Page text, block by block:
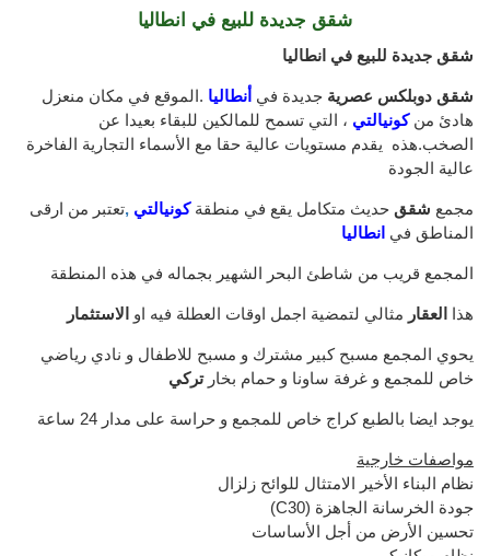
شقق جديدة للبيع في انطاليا
شقق جديدة للبيع في انطاليا
شقق دوبلكس عصرية جديدة في أنطاليا .الموقع في مكان منعزل
هادئ منكونيالتي ، التي تسمح للمالكين للبقاء بعيدا عن
الصخب.هذه يقدم مستويات عالية حقا مع الأسماء التجارية الفاخرة
عالية الجودة
مجمع شقق حديث متكامل يقع في منطقةكونيالتي ,تعتبر من ارقى
المناطق في انطاليا
المجمع قريب من شاطئ البحر الشهير بجماله في هذه المنطقة
هذا العقار مثالي لتمضية اجمل اوقات العطلة فيه او الاستثمار
يحوي المجمع مسبح كبير مشترك و مسبح للاطفال و نادي رياضي
خاص للمجمع و غرفة ساونا و حمام بخارتركي
يوجد ايضا بالطبع كراج خاص للمجمع و حراسة على مدار 24 ساعة
مواصفات خارجية
نظام البناء الأخير الامتثال للوائح زلزال
(C30) جودة الخرسانة الجاهزة
تحسين الأرض من أجل الأساسات